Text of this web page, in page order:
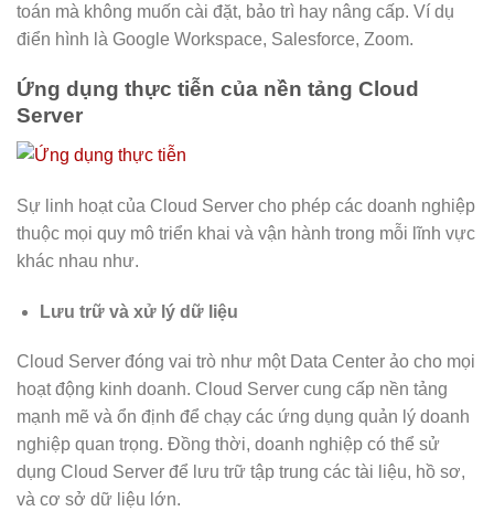
toán mà không muốn cài đặt, bảo trì hay nâng cấp. Ví dụ
điển hình là Google Workspace, Salesforce, Zoom.
Ứng dụng thực tiễn của nền tảng Cloud
Server
Sự linh hoạt của Cloud Server cho phép các doanh nghiệp
thuộc mọi quy mô triển khai và vận hành trong mỗi lĩnh vực
khác nhau như.
Lưu trữ và xử lý dữ liệu
Cloud Server đóng vai trò như một Data Center ảo cho mọi
hoạt động kinh doanh. Cloud Server cung cấp nền tảng
mạnh mẽ và ổn định để chạy các ứng dụng quản lý doanh
nghiệp quan trọng. Đồng thời, doanh nghiệp có thể sử
dụng Cloud Server để lưu trữ tập trung các tài liệu, hồ sơ,
và cơ sở dữ liệu lớn.